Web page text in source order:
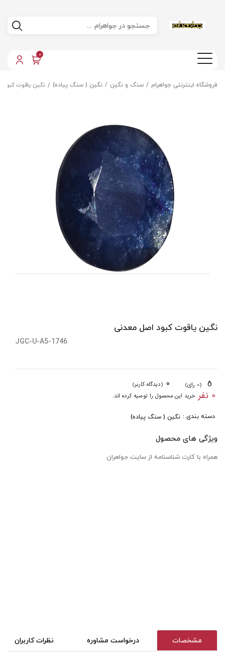
0
فروشگاه اینترنتی جواهرام سنگ و نگین نگین ( سنگ پیاده) نگین یاقوت
نگین یاقوت کبود اصل معدنی
JGC-U-A5-1746
(0 رای) 0 (دیدگاه کاربر)
0 نفر خرید این محصول را توصیه کرده اند.
دسته بندی : نگین ( سنگ پیاده)
ویژگی های محصول
همراه با کارت شناسنامه از سایت جواهران
مشخصات درخواست مشاوره نظرات کاربران